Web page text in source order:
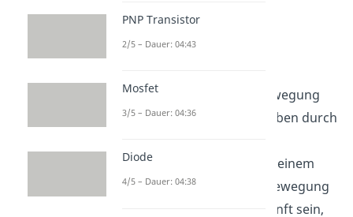
Bewegte Ladung
Du weißt bereits, dass die
Ladungen
wirkt. Diese Bewegung
kann beispielsweise, wie oben durch
hervorgerufen werden. In einem
weiteren Fall kann diese Bewegung
auch mechanischer Herkunft sein,
PNP Transistor
2/5 – Dauer: 04:43
Mosfet
3/5 – Dauer: 04:36
Diode
4/5 – Dauer: 04:38